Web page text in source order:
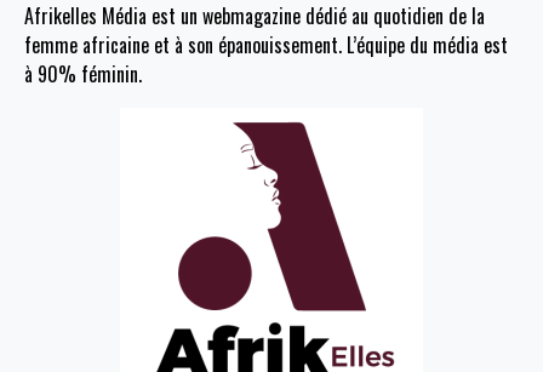
Afrikelles Média est un webmagazine dédié au quotidien de la
femme africaine et à son épanouissement. L’équipe du média est
à 90% féminin.